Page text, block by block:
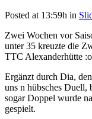
Posted at 13:59h in
Zwei Wochen vor
unter 35 kreuzte die
TTC Alexanderhütte
Ergänzt durch Dia,
uns n hübsches Duell,
sogar Doppel wurde
gespielt.